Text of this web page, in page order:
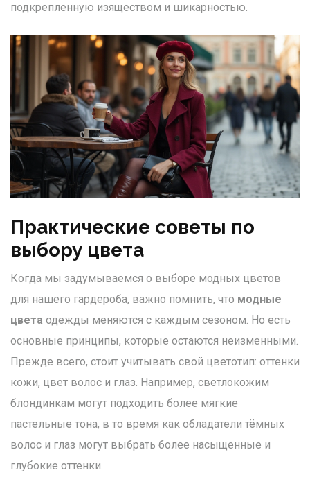
подкрепленную изяществом и шикарностью.
Практические советы по
выбору цвета
Когда мы задумываемся о выборе модных цветов
для нашего гардероба, важно помнить, что модные
цвета одежды меняются с каждым сезоном. Но есть
основные принципы, которые остаются неизменными.
Прежде всего, стоит учитывать свой цветотип: оттенки
кожи, цвет волос и глаз. Например, светлокожим
блондинкам могут подходить более мягкие
пастельные тона, в то время как обладатели тёмных
волос и глаз могут выбрать более насыщенные и
глубокие оттенки.